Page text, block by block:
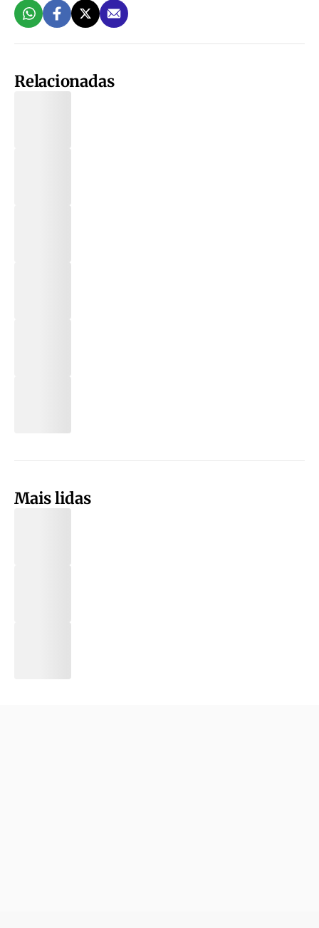
Relacionadas
Mais lidas